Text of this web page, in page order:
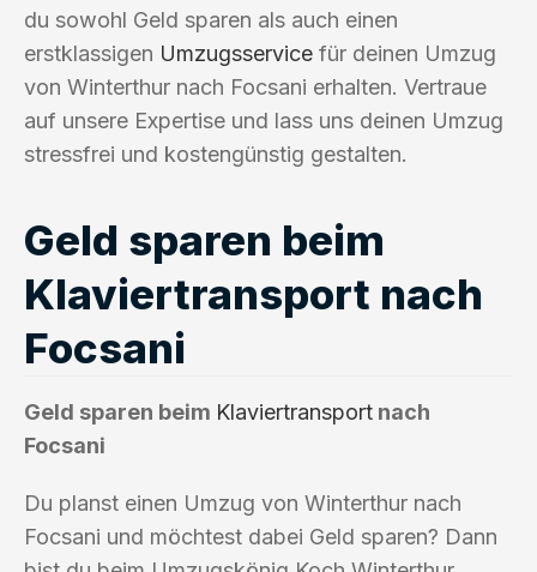
du sowohl Geld sparen als auch einen
erstklassigen Umzugsservice für deinen Umzug
von Winterthur nach Focsani erhalten. Vertraue
auf unsere Expertise und lass uns deinen Umzug
stressfrei und kostengünstig gestalten.
Geld sparen beim
Klaviertransport nach
Focsani
Geld sparen beim Klaviertransport nach
Focsani
Du planst einen Umzug von Winterthur nach
Focsani und möchtest dabei Geld sparen? Dann